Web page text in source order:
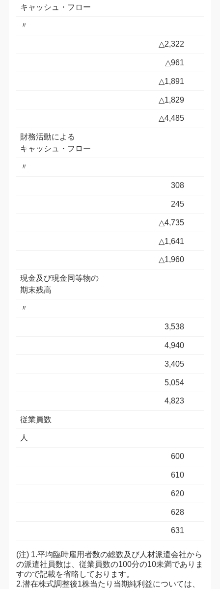
キャッシュ・フロー
〃
△2,322
△961
△1,891
△1,829
△4,485
財務活動による
キャッシュ・フロー
〃
308
245
△4,735
△1,641
△1,960
現金及び現金同等物の
期末残高
〃
3,538
4,940
3,405
5,054
4,823
従業員数
人
600
610
620
628
631
(注) 1.平均臨時雇用者数の総数及び人材派遣会社から
の派遣社員数は、従業員数の100分の10未満でありま
すので記載を省略しております。
2.潜在株式調整後1株当たり当期純利益については、